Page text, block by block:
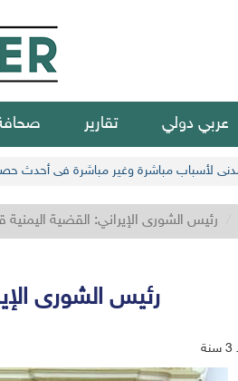
عربي دولي تقارير
رئيس الشورى الإيراني: القضية اليمنية
رئيس الشورى